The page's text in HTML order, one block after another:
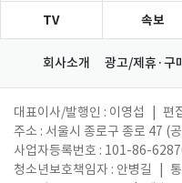
TV 속보
회사소개 광고/제휴·구
대표이사/발행인 : 이영섭 편
주소 : 서울시 종로구 종로 47 (
사업자등록번호 : 101-86-
청소년보호책임자 : 안병길